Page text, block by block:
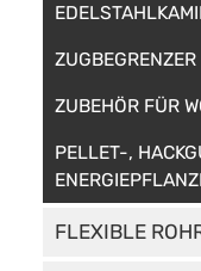
ZUGBEGRENZER
ZUBEHÖR FÜR
PELLET-,
FLEXIBLE